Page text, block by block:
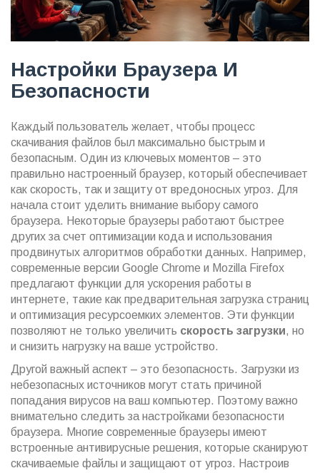
Настройки Браузера И
Безопасности
Каждый пользователь желает, чтобы процесс
скачивания файлов был максимально быстрым и
безопасным. Один из ключевых моментов – это
правильно настроенный браузер, который обеспечивает
как скорость, так и защиту от вредоносных угроз. Для
начала стоит уделить внимание выбору самого
браузера. Некоторые браузеры работают быстрее
других за счет оптимизации кода и использования
продвинутых алгоритмов обработки данных. Например,
современные версии Google Chrome и Mozilla Firefox
предлагают функции для ускорения работы в
интернете, такие как предварительная загрузка страниц
и оптимизация ресурсоемких элементов. Эти функции
позволяют не только увеличить скорость загрузки, но
и снизить нагрузку на ваше устройство.
Другой важный аспект – это безопасность. Загрузки из
небезопасных источников могут стать причиной
попадания вирусов на ваш компьютер. Поэтому важно
внимательно следить за настройками безопасности
браузера. Многие современные браузеры имеют
встроенные антивирусные решения, которые сканируют
скачиваемые файлы и защищают от угроз. Настроив